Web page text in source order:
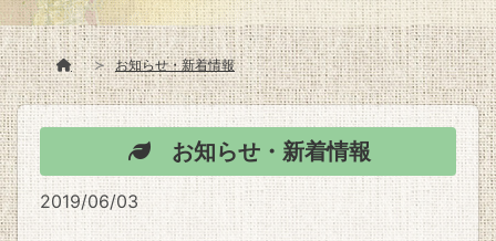
お知らせ・新着情報
お知らせ・新着情報
2019/06/03